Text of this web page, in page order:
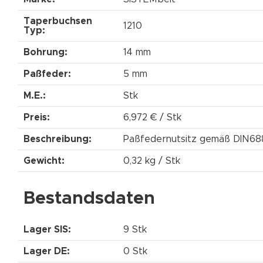
Taperbuchsen
Typ:
1210
Bohrung: 14 mm
Paßfeder: 5 mm
M.E.: Stk
Preis: 6,972 € / Stk
Beschreibung: Paßfedernutsitz gemäß
Gewicht: 0,32 kg / Stk
Bestandsdaten
Lager SIS: 9 Stk
Lager DE: 0 Stk